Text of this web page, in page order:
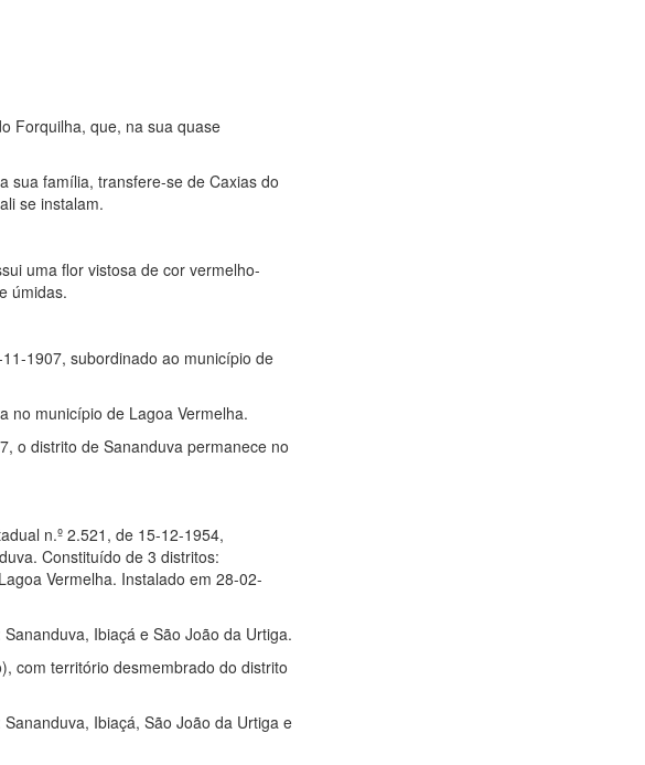
Forquilha, que, na sua quase
sua família, transfere-se de Caxias do
se instalam.
uma flor vistosa de cor vermelho-
úmidas.
1907, subordinado ao município de
no município de Lagoa Vermelha.
o distrito de Sananduva permanece no
n.º 2.521, de 15-12-1954,
Constituído de 3 distritos:
Vermelha. Instalado em 28-02-
Ibiaçá e São João da Urtiga.
com território desmembrado do distrito
Ibiaçá, São João da Urtiga e